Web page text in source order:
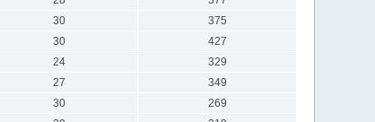
30
375
30
427
24
329
27
349
30
269